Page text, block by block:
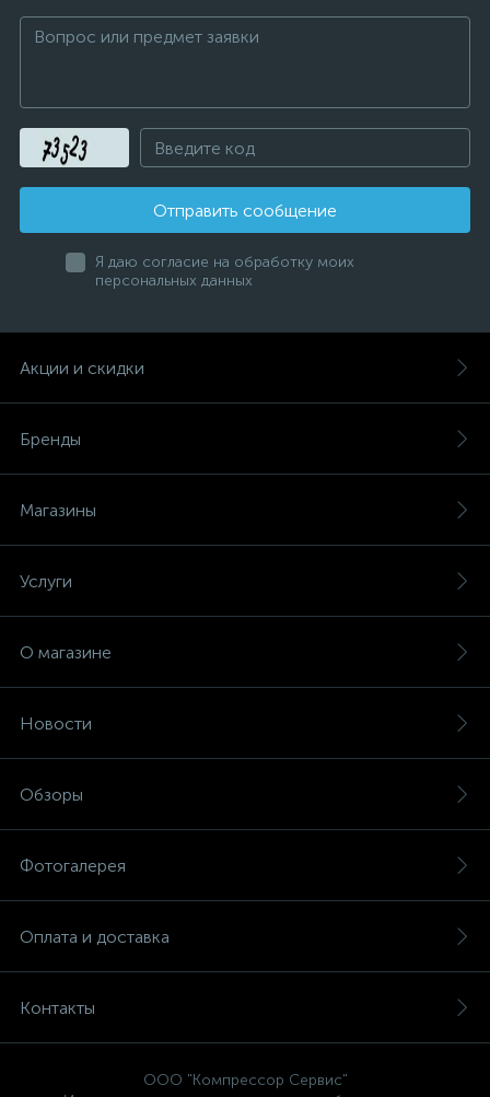
Отправить сообщение
Я даю согласие на обработку моих
персональных данных
Акции и скидки
Бренды
Магазины
Услуги
О магазине
Новости
Обзоры
Фотогалерея
Оплата и доставка
Контакты
ООО "Компрессор Сервис"